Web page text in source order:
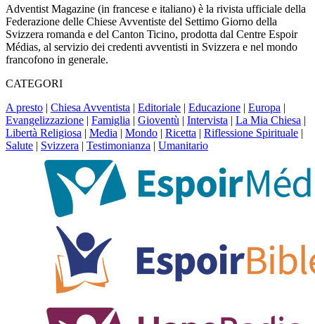
Adventist Magazine (in francese e italiano) è la rivista ufficiale della
Federazione delle Chiese Avventiste del Settimo Giorno della
Svizzera romanda e del Canton Ticino, prodotta dal Centre Espoir
Médias, al servizio dei credenti avventisti in Svizzera e nel mondo
francofono in generale.
CATEGORI
A presto | Chiesa Avventista | Editoriale | Educazione | Europa |
Evangelizzazione | Famiglia | Gioventù | Intervista | La Mia Chiesa |
Libertà Religiosa | Media | Mondo | Ricetta | Riflessione Spirituale |
Salute | Svizzera | Testimonianza | Umanitario